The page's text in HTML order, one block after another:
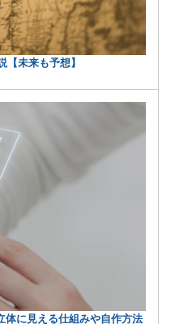
未来も予想】
に見える仕組みや自作方法